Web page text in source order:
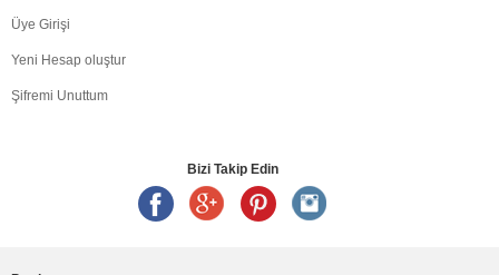
Üye Girişi
Yeni Hesap oluştur
Şifremi Unuttum
Bizi Takip Edin